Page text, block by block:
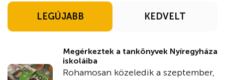
LEGÚJABB KEDVELT
Megérkeztek a tankönyvek Nyíregyháza
iskoláiba
Rohamosan közeledik a szeptember,